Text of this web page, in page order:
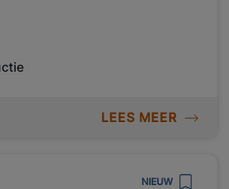
LEES MEER
NIEUW